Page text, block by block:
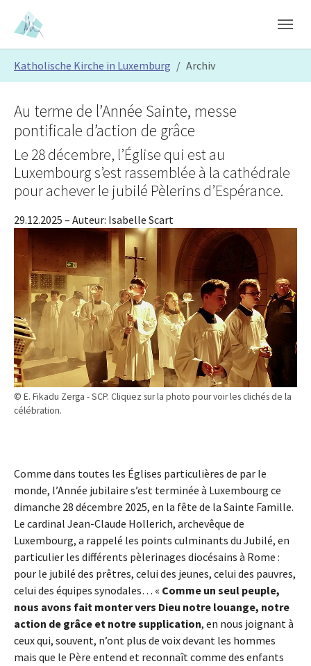
Skip to main content
Skip to page footer
Katholische Kirche in Luxemburg Archiv
© E. Fikadu Zerga - SCP. Cliquez sur la photo pour voir les clichés de la
célébration.
Au terme de l’Année Sainte, messe
pontificale d’action de grâce
Le 28 décembre, l’Église qui est au
Luxembourg s’est rassemblée à la cathédrale
pour achever le jubilé Pèlerins d’Espérance.
29.12.2025 – Auteur: Isabelle Scart
Comme dans toutes les Églises particulières de par le
monde, l’Année jubilaire s’est terminée à Luxembourg ce
dimanche 28 décembre 2025, en la fête de la Sainte Famille.
Le cardinal Jean-Claude Hollerich, archevêque de
Luxembourg, a rappelé les points culminants du Jubilé, en
particulier les différents pèlerinages diocésains à Rome :
pour le jubilé des prêtres, celui des jeunes, celui des pauvres,
celui des équipes synodales… « Comme un seul peuple,
nous avons fait monter vers Dieu notre louange, notre
action de grâce et notre supplication, en nous joignant à
ceux qui, souvent, n’ont plus de voix devant les hommes
mais que le Père entend et reconnaît comme des enfants